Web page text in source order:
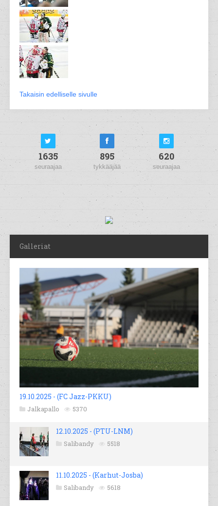
Takaisin edelliselle sivulle
1635
seuraajaa
895
tykkääjää
620
seuraajaa
Galleriat
19.10.2025 - (FC Jazz-PKKU)
Jalkapallo 5370
12.10.2025 - (PTU-LNM)
Salibandy 5518
11.10.2025 - (Karhut-Josba)
Salibandy 5618